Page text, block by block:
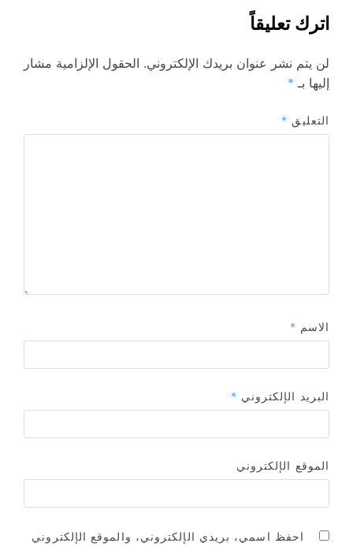
اترك تعليقاً
لن يتم نشر عنوان بريدك الإلكتروني. الحقول الإلزامية مشار
إليها بـ *
التعليق *
الاسم *
البريد الإلكتروني *
الموقع الإلكتروني
احفظ اسمي، بريدي الإلكتروني، والموقع الإلكتروني